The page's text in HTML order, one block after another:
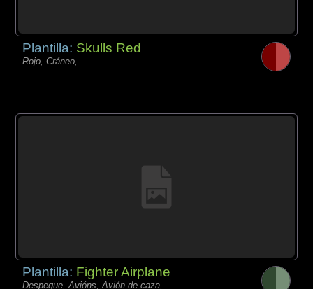
Plantilla: Skulls Red
Rojo, Cráneo,
Plantilla: Fighter Airplane
Despegue, Avións, Avión de caza,